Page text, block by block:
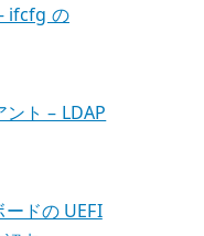
ifcfg の
ト – LDAP
ドの UEFI